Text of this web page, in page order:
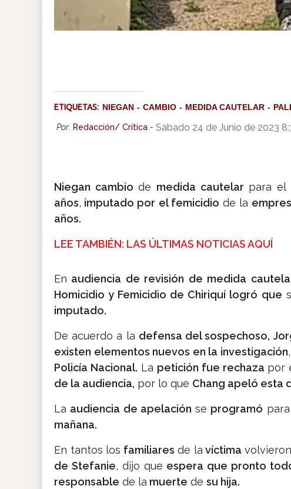
ETIQUETAS: NIEGAN CAMBIO MEDIDA CAUTELAR
Por: Redacción/ Crítica - Sábado 24 de Junio de 2023
Niegan cambio de medida cautelar para el
años, imputado por el femicidio de la
años.
LEE TAMBIÉN: LAS ÚLTIMAS NOTICIAS AQUÍ
En audiencia de revisión de medida
Homicidio y Femicidio de Chiriquí logró que
imputado.
De acuerdo a la defensa del sospechoso,
existen elementos nuevos en la investigación
Policía Nacional. La petición fue rechaza por
de la audiencia, por lo que Chang apeló esta
La audiencia de apelación se programó
mañana.
En tantos los familiares de la víctima
de Stefanie, dijo que espera que pronto
responsable de la muerte de su hija.